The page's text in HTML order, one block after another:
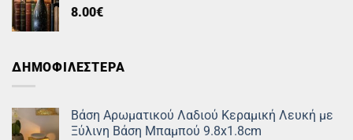
8.00€
ΔΗΜΟΦΙΛΕΣΤΕΡΑ
Βάση Αρωματικού Λαδιού Κεραμική Λευκή με
Ξύλινη Βάση Μπαμπού 9.8x1.8cm